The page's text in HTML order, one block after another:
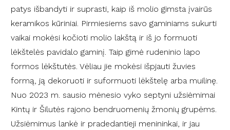
patys išbandyti ir suprasti, kaip iš molio gimsta įvairūs
keramikos kūriniai. Pirmiesiems savo gaminiams sukurti
vaikai mokėsi kočioti molio lakštą ir iš jo formuoti
lėkštelės pavidalo gaminį. Taip gimė rudeninio lapo
formos lėkštutės. Vėliau jie mokėsi išpjauti žuvies
formą, ją dekoruoti ir suformuoti lėkštelę arba muilinę.
Nuo 2023 m. sausio mėnesio vyko septyni užsiėmimai
Kintų ir Šilutės rajono bendruomenių žmonių grupėms.
Užsiėmimus lankė ir pradedantieji menininkai, ir jau